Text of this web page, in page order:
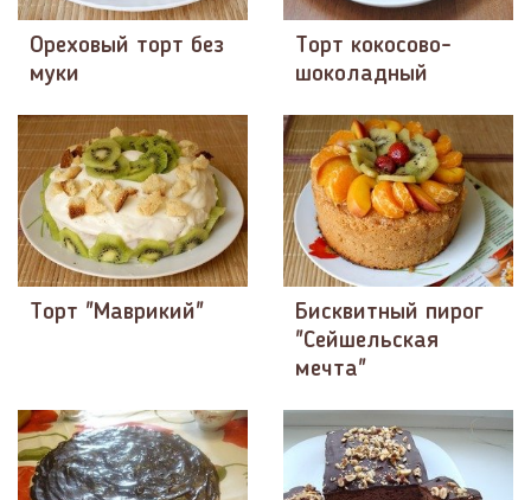
Ореховый торт без
муки
Торт кокосово-
шоколадный
Торт "Маврикий"
Бисквитный пирог
"Сейшельская
мечта"